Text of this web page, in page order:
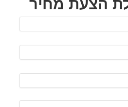
הצעת מחיר